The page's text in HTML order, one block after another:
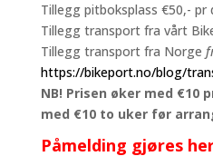
Tillegg pitboksplass €50,- pr
Tillegg transport fra vårt
Tillegg transport fra Norge
https://bikeport.no/blog/
NB! Prisen øker med €10
med €10 to uker før
Påmelding gjøres